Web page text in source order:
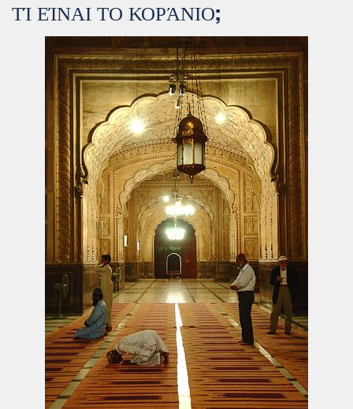
ΤΊ ΕΊΝΑΙ ΤΟ ΚΟΡΆΝΙΟ;